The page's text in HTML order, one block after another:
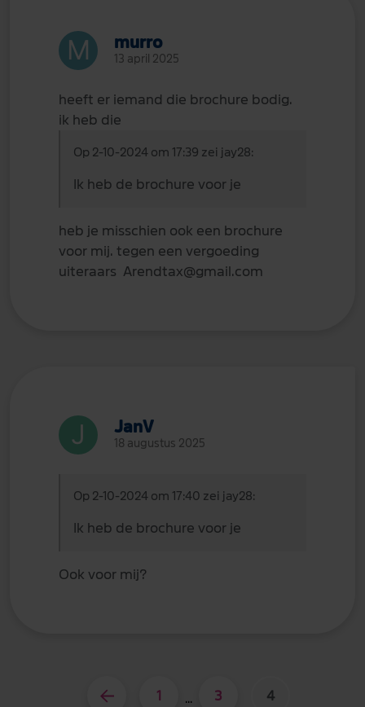
murro
13 april 2025
heeft er iemand die brochure bodig.
ik heb die
Op 2-10-2024 om 17:39 zei jay28:
Ik heb de brochure voor je
heb je misschien ook een brochure
voor mij. tegen een vergoeding
uiteraars Arendtax@gmail.com
JanV
18 augustus 2025
Op 2-10-2024 om 17:40 zei jay28:
Ik heb de brochure voor je
Ook voor mij?
1 ... 3 4